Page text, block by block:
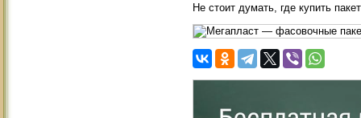
Не стоит думать, где купить